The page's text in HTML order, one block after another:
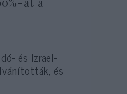
és Izrael-
és